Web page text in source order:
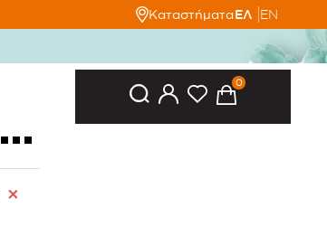
ΚαταστήματαΕΛ EN
0